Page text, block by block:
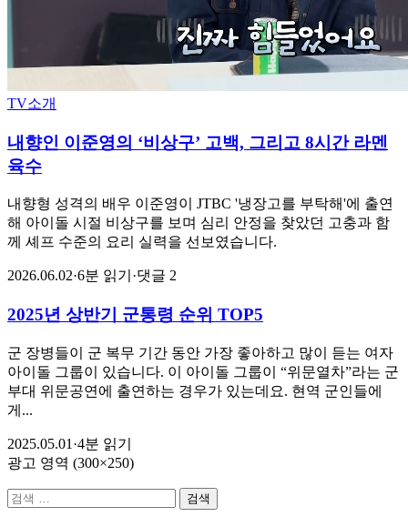
TV소개
내향인 이준영의 ‘비상구’ 고백, 그리고 8시간 라멘
육수
내향형 성격의 배우 이준영이 JTBC '냉장고를 부탁해'에 출연
해 아이돌 시절 비상구를 보며 심리 안정을 찾았던 고충과 함
께 셰프 수준의 요리 실력을 선보였습니다.
2026.06.02·6분 읽기 ·댓글 2
2025년 상반기 군통령 순위 TOP5
군 장병들이 군 복무 기간 동안 가장 좋아하고 많이 듣는 여자
아이돌 그룹이 있습니다. 이 아이돌 그룹이 “위문열차”라는 군
부대 위문공연에 출연하는 경우가 있는데요. 현역 군인들에
게...
2025.05.01 ·4분 읽기
광고 영역 (300×250)
검